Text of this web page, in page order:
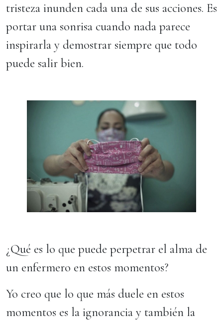
tristeza inunden cada una de sus acciones. Es
portar una sonrisa cuando nada parece
inspirarla y demostrar siempre que todo
puede salir bien.
¿Qué es lo que puede perpetrar el alma de
un enfermero en estos momentos?
Yo creo que lo que más duele en estos
momentos es la ignorancia y también la